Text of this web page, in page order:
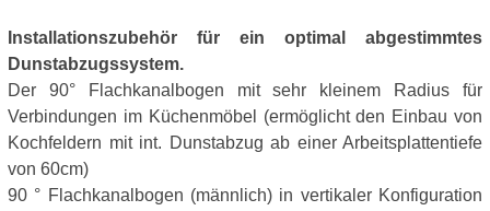
Installationszubehör für ein optimal abgestimmtes
Dunstabzugssystem.
Der 90° Flachkanalbogen mit sehr kleinem Radius für
Verbindungen im Küchenmöbel (ermöglicht den Einbau von
Kochfeldern mit int. Dunstabzug ab einer Arbeitsplattentiefe
von 60cm)
90 ° Flachkanalbogen (männlich) in vertikaler Konfiguration